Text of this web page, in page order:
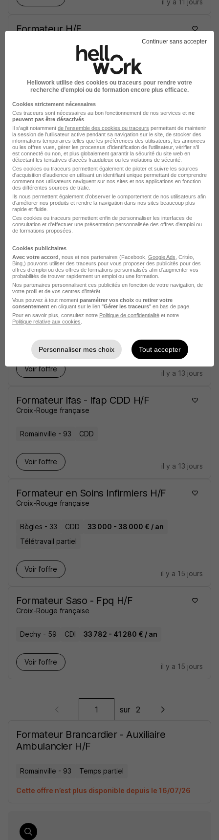
il y a 11 jours
Formateur H/F
CDI 37 600 - 40 800 € / an
Voir l’offre
il y a 11 jours
Formateur H/F
Croix-Rouge française
Rodez - 12 CDD 30 000 - 38 000 € / an
Voir l’offre
Formateur Ifsi H/F
Croix-Rouge française
Paris - 75 CDI
Voir l’offre
Formateur Ifas - Ifap H/F
Croix-Rouge française
Romainville - 93 CDI
Voir l’offre
il y a 13 jours
Formateur Ifas - Ifap CDD H/F
Croix-Rouge française
Romainville - 93 CDD
Voir l’offre
il y a 13 jours
Formateur en Soins Infirmiers H/F
Croix-Rouge française
Bègles - 33 CDD
33 000 - 38 000 € / an
Télétravail partiel
Voir l’offre
il y a 15 jours
Formateur Saso - Fpq H/F
Croix-Rouge française
Dechy - 59 CDI 33 782 - 41 280 € / an
Voir l’offre
il y a 15 jours
sur 2
Formateur Brancardier - Auxiliaire
Ambulancier H/F
Romainville - 93 Temps partiel
Cette offre n’est plus disponible depuis le 16/07/26
Continuer sans accepter
Hellowork utilise des cookies ou traceurs pour rendre votre
recherche d’emploi ou de formation encore plus efficace.
Cookies strictement nécessaires
Ces traceurs sont nécessaires au bon fonctionnement de nos services et ne
peuvent pas être désactivés
Il s'agit notamment de l'ensemble des cookies ou traceurs permettant de maintenir
la session de l'utilisateur active pendant sa navigation sur le site, de stocker des
informations temporaires telles que les préférences des utilisateurs, les annonces
ou les offres vues, gérer les processus d'identification de l'utilisateur, vérifier s'il
est connecté ou non, et plus globalement garantir la sécurité du site web en
détectant les tentatives d'accès frauduleux ou les violations de sécurité.
Ces cookies ou traceurs permettent également de piloter et suivre les sources
d'acquisition d'audience en utilisant un identifiant unique permettant de comprendre
comment nos utilisateurs naviguent sur nos sites et nos applications en fonction
des différentes sources de trafic.
Ils nous permettent également d’observer le comportement de nos utilisateurs afin
d'améliorer nos produits et rendre la navigation dans nos sites beaucoup plus
rapide et fluide.
Ces cookies ou traceurs permettent enfin de personnaliser les interfaces de
consultation et d'effectuer une présentation personnalisée des offres d'emploi ou
de formations proposées.
Cookies publicitaires
Avec votre accord , nous et nos partenaires (Facebook, Google Ads , Critéo,
Bing,) pouvons utiliser des traceurs pour vous proposer des publicités pour des
offres d’emploi ou des offres de formations personnalisés afin d’augmenter vos
probabilités de trouver rapidement un emploi ou une formation.
Nos partenaires personnalisent ces publicités en fonction de votre navigation, de
votre profil et de vos centres d’intérêt.
Vous pouvez à tout moment paramétrer vos choix ou retirer votre
consentement en cliquant sur le lien "Gérer les traceurs" en bas de page.
Pour en savoir plus, consultez notre Politique de confidentialité et notre
Politique relative aux cookies
Personnaliser mes choix Tout accepter